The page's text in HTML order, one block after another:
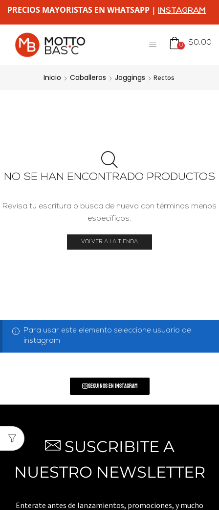
PRECIOS MAYORISTAS EN WHATSAPP | INSTAGRAM
0 $0,00
Inicio Caballeros Joggings Rectos
NO SE HAN ENCONTRADO PRODUCTOS
Revisa tu escritura o busca de nuevo con términos menos
específicos.
VOLVER A LA TIENDA
Para usar este elemento seleccione usuario de
instagram
Seguinos en Instagram
SUSCRIBITE A
NUESTRO NEWSLETTER
Enterate antes de lanzamientos, promociones, y mucho